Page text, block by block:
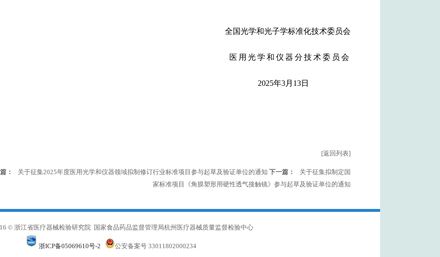
全国光学和光子学标准化技术委员会
医用光学和仪器分技术委员会
2025年3月13日
[返回列表]
： 关于征集2025年度医用光学和仪器领域拟制修订行业标准项目参与起草及验证单位的通知 下一篇：
关于征集拟制定国
家标准项目《角膜塑形用硬性透气接触镜》参与起草及验证单位的通知
© 浙江省医疗器械检验研究院 国家食品药品监督管理局杭州医疗器械质量监督检验中心
浙ICP备05069610号-2 公安备案号 33011802000234